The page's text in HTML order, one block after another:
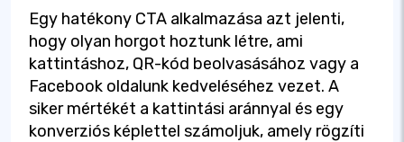
Egy hatékony CTA alkalmazása azt jelenti,
hogy olyan horgot hoztunk létre, ami
kattintáshoz, QR-kód beolvasásához vagy a
Facebook oldalunk kedveléséhez vezet. A
siker mértékét a kattintási aránnyal és egy
konverziós képlettel számoljuk, amely rögzíti